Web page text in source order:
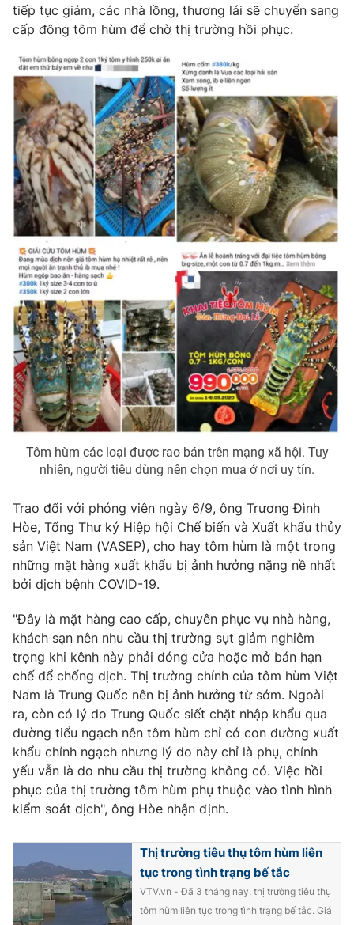
tiếp tục giảm, các nhà lồng, thương lái sẽ chuyển sang
cấp đông tôm hùm để chờ thị trường hồi phục.
Tôm hùm các loại được rao bán trên mạng xã hội. Tuy
nhiên, người tiêu dùng nên chọn mua ở nơi uy tín.
Trao đổi với phóng viên ngày 6/9, ông Trương Đình
Hòe, Tổng Thư ký Hiệp hội Chế biến và Xuất khẩu thủy
sản Việt Nam (VASEP), cho hay tôm hùm là một trong
những mặt hàng xuất khẩu bị ảnh hưởng nặng nề nhất
bởi dịch bệnh COVID-19.
"Đây là mặt hàng cao cấp, chuyên phục vụ nhà hàng,
khách sạn nên nhu cầu thị trường sụt giảm nghiêm
trọng khi kênh này phải đóng cửa hoặc mở bán hạn
chế để chống dịch. Thị trường chính của tôm hùm Việt
Nam là Trung Quốc nên bị ảnh hưởng từ sớm. Ngoài
ra, còn có lý do Trung Quốc siết chặt nhập khẩu qua
đường tiểu ngạch nên tôm hùm chỉ có con đường xuất
khẩu chính ngạch nhưng lý do này chỉ là phụ, chính
yếu vẫn là do nhu cầu thị trường không có. Việc hồi
phục của thị trường tôm hùm phụ thuộc vào tình hình
kiểm soát dịch", ông Hòe nhận định.
Thị trường tiêu thụ tôm hùm liên
tục trong tình trạng bế tắc
VTV.vn - Đã 3 tháng nay, thị trường tiêu thụ
tôm hùm liên tục trong tình trạng bế tắc. Giá